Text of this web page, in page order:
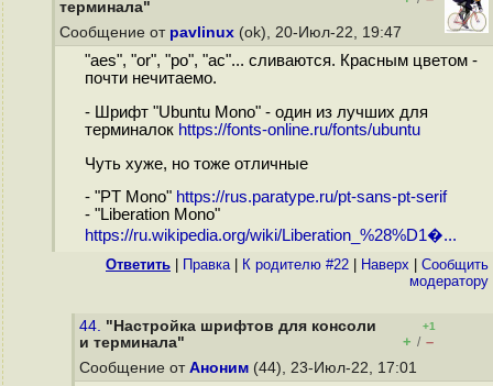
терминала"
Сообщение от pavlinux (ok), 20-Июл-22, 19:47
"aes", "or", "po", "ac"... сливаются. Красным цветом -
почти нечитаемо.
- Шрифт "Ubuntu Mono" - один из лучших для
терминалок https://fonts-online.ru/fonts/ubuntu
Чуть хуже, но тоже отличные
- "PT Mono" https://rus.paratype.ru/pt-sans-pt-serif
- "Liberation Mono"
https://ru.wikipedia.org/wiki/Liberation_%28%D1�...
Ответить Правка| К родителю #22 Наверх
Cообщить
модератору
44. "Настройка шрифтов для консоли
и терминала"
+1
+ / –
Сообщение от Аноним (44), 23-Июл-22, 17:01